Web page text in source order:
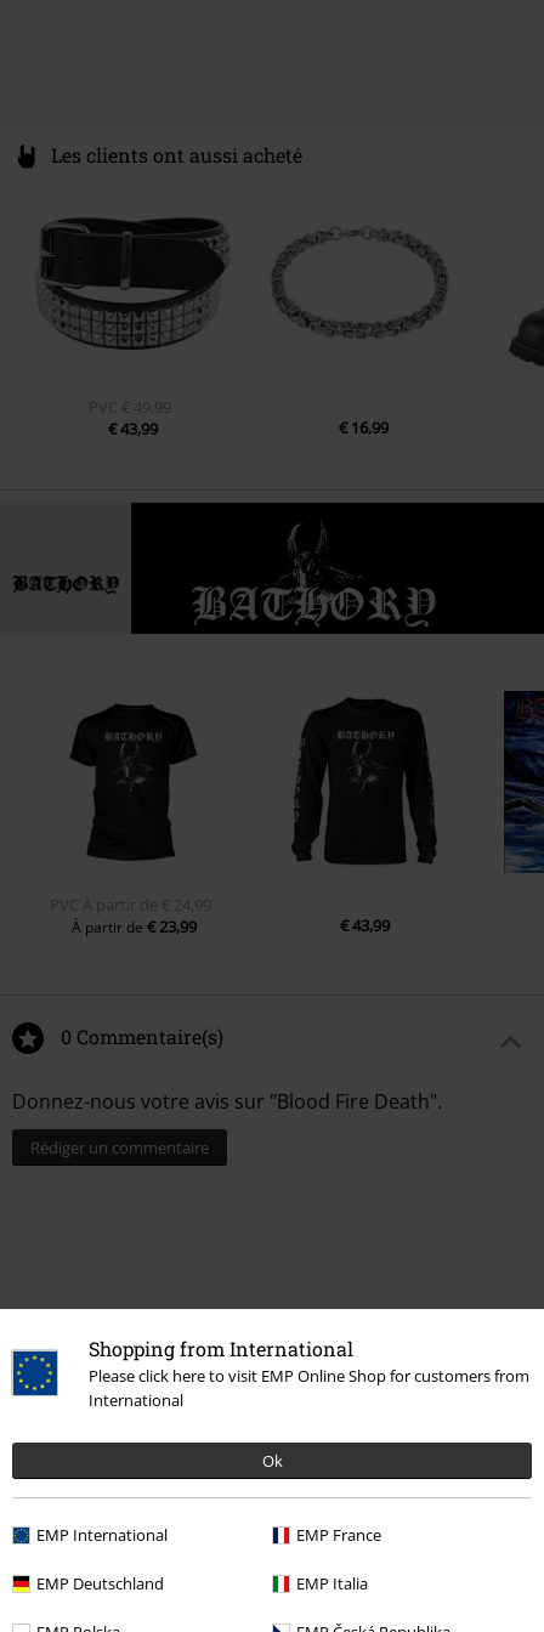
Shopping from International
Please click here to visit EMP Online Shop for customers from
International
Ok
EMP International EMP France
EMP Deutschland EMP Italia
Les clients ont aussi acheté
PVC € 49,99
€ 43,99
€ 16,99
PVC À partir de € 24,99
À partir de € 23,99 € 43,99
0 Commentaire(s)
Donnez-nous votre avis sur "Blood Fire Death".
Rédiger un commentaire
Dernière visite